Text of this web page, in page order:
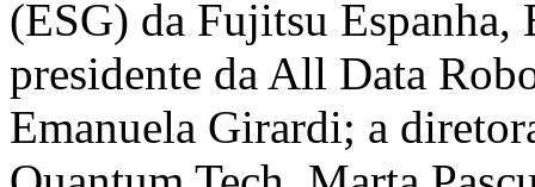
(ESG) da Fujitsu
presidente da All Data
Emanuela Girardi; a